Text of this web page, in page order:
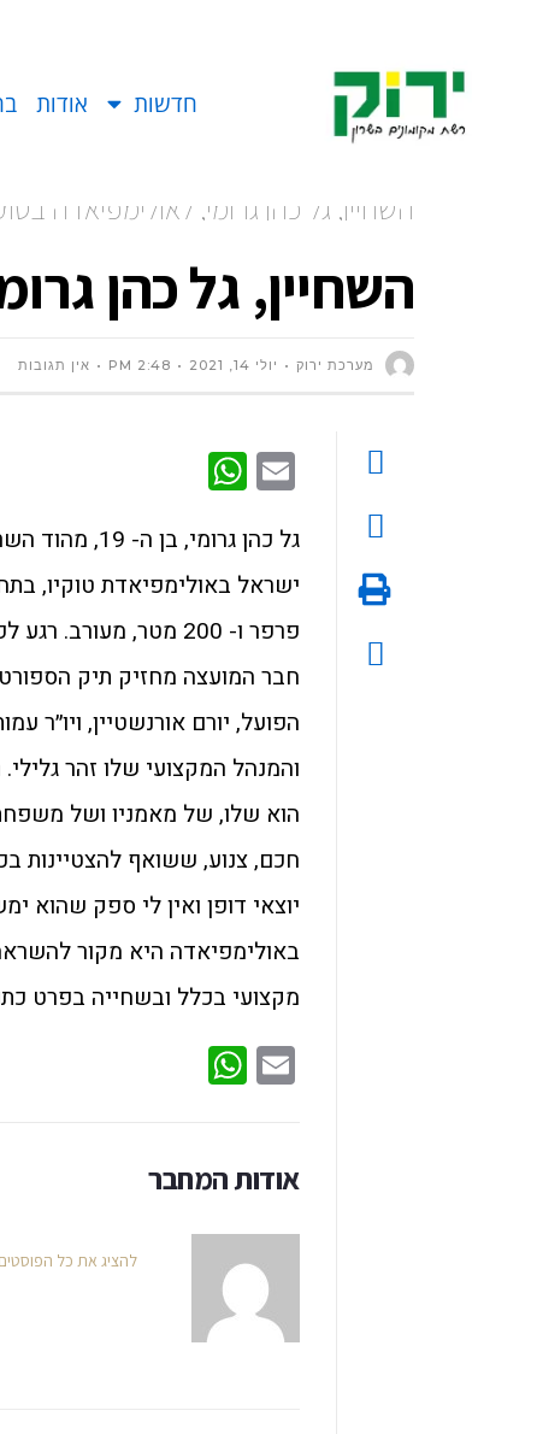
חדשות אודות
השחיין, גל כהן גרומי, לאולימפיאדה
השחיין, גל כהן
מערכת ירוק יולי 14, 2021 2:48 PM אין תגובות
Email
גל כהן גרומי, בן
פרפר ו- 200 מטר,
חבר המועצה מחזיק תיק
הפועל, יורם אורנשטיין, ויו״ר
והמנהל המקצועי שלו זהר
הוא שלו, של מאמניו ושל
חכם, צנוע, ששואף להצטיינות
יוצאי דופן ואין לי ספק שהוא
באולימפיאדה היא מקור
מקצועי בכלל ובשחייה בפרט
Email
אודות המחבר
להציג את כל